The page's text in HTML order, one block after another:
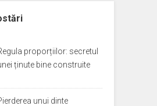
proporțiilor: secretul
ținute bine construite
unui dinte